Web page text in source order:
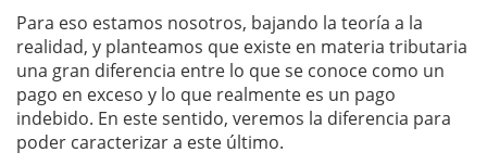
Para eso estamos nosotros, bajando la teoría a la
realidad, y planteamos que existe en materia tributaria
una gran diferencia entre lo que se conoce como un
pago en exceso y lo que realmente es un pago
indebido. En este sentido, veremos la diferencia para
poder caracterizar a este último.